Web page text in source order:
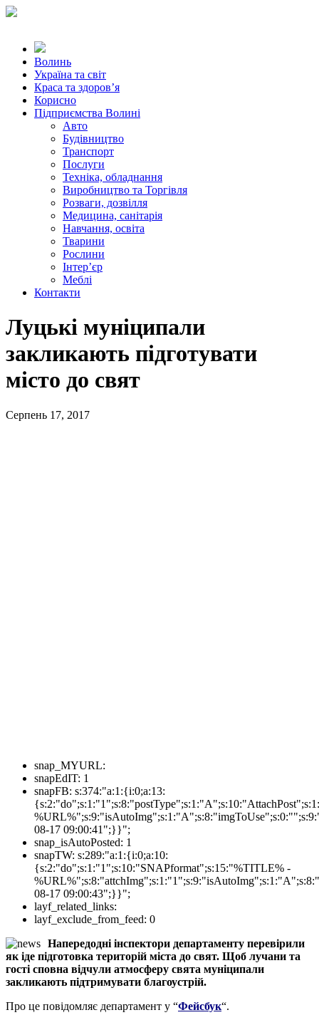
Волинь
Україна та світ
Краса та здоров’я
Корисно
Підприємства Волині
Авто
Будівництво
Транспорт
Послуги
Техніка, обладнання
Виробництво та Торгівля
Розваги, дозвілля
Медицина, санітарія
Навчання, освіта
Тварини
Рослини
Інтер’єр
Меблі
Контакти
Луцькі муніципали
закликають підготувати
місто до свят
Серпень 17, 2017
snap_MYURL:
snapEdIT: 1
snapFB: s:374:"a:1:{i:0;a:13:
08-17 09:00:41";}}";
snap_isAutoPosted: 1
snapTW: s:289:"a:1:{i:0;a:10:
{s:2:"do";s:1:"1";s:10:"SNAPformat";s:15:"%TITLE% -
08-17 09:00:43";}}";
layf_related_links:
layf_exclude_from_feed: 0
Напередодні інспектори департаменту перевірили
як іде підготовка територій міста до свят. Щоб лучани та
гості сповна відчули атмосферу свята муніципали
закликають підтримувати благоустрій.
Про це повідомляє департамент у “Фейсбук“.